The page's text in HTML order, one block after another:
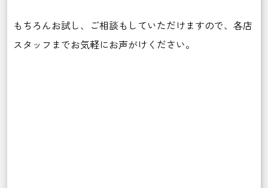
もちろんお試し、ご相談もしていただけますので、各店
スタッフまでお気軽にお声がけください。